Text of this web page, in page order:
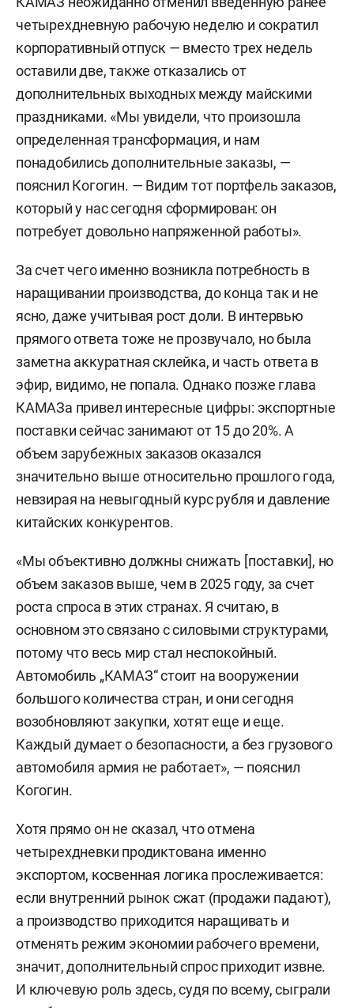
четырехдневную рабочую неделю и сократил
корпоративный отпуск — вместо трех недель
оставили две, также отказались от
дополнительных выходных между майскими
праздниками. «Мы увидели, что произошла
определенная трансформация, и нам
понадобились дополнительные заказы, —
пояснил Когогин. — Видим тот портфель заказов,
который у нас сегодня сформирован: он
потребует довольно напряженной работы».
За счет чего именно возникла потребность в
наращивании производства, до конца так и не
ясно, даже учитывая рост доли. В интервью
прямого ответа тоже не прозвучало, но была
заметна аккуратная склейка, и часть ответа в
эфир, видимо, не попала. Однако позже глава
КАМАЗа привел интересные цифры: экспортные
поставки сейчас занимают от 15 до 20%. А
объем зарубежных заказов оказался
значительно выше относительно прошлого года,
невзирая на невыгодный курс рубля и давление
китайских конкурентов.
«Мы объективно должны снижать [поставки], но
объем заказов выше, чем в 2025 году, за счет
роста спроса в этих странах. Я считаю, в
основном это связано с силовыми структурами,
потому что весь мир стал неспокойный.
Автомобиль „КАМАЗ“ стоит на вооружении
большого количества стран, и они сегодня
возобновляют закупки, хотят еще и еще.
Каждый думает о безопасности, а без грузового
автомобиля армия не работает», — пояснил
Когогин.
Хотя прямо он не сказал, что отмена
четырехдневки продиктована именно
экспортом, косвенная логика прослеживается:
если внутренний рынок сжат (продажи падают),
а производство приходится наращивать и
отменять режим экономии рабочего времени,
значит, дополнительный спрос приходит извне.
И ключевую роль здесь, судя по всему, сыграли